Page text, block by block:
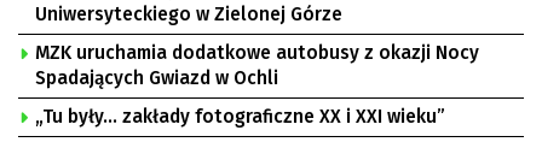
Uniwersyteckiego w Zielonej Górze
MZK uruchamia dodatkowe autobusy z okazji Nocy
Spadających Gwiazd w Ochli
„Tu były… zakłady fotograficzne XX i XXI wieku”